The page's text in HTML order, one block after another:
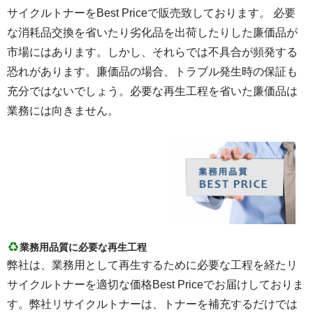
サイクルトナーをBest Priceで販売致しております。 必要
な消耗品交換を省いたり劣化品を出荷したりした廉価品が
市場にはあります。しかし、それらでは不具合が頻発する
恐れがあります。廉価品の場合、トラブル発生時の保証も
充分ではないでしょう。必要な再生工程を省いた廉価品は
業務には向きません。
業務用品質に必要な再生工程
弊社は、業務用として再生するために必要な工程を経たリ
サイクルトナーを適切な価格Best Priceでお届けしておりま
す。弊社リサイクルトナーは、トナーを補充するだけでは